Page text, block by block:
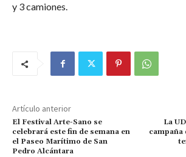
y 3 camiones.
Artículo anterior
El Festival Arte-Sano se
celebrará este fin de semana en
el Paseo Marítimo de San
Pedro Alcántara
La
campaña